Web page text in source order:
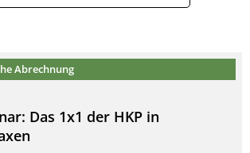
Abrechnung
Das 1x1 der HKP in